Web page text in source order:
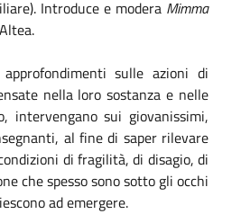
Introduce e modera Mimma
sulle azioni di
nella loro sostanza e nelle
intervengano sui giovanissimi,
al fine di saper rilevare
di fragilità, di disagio, di
che spesso sono sotto gli occhi
ad emergere.